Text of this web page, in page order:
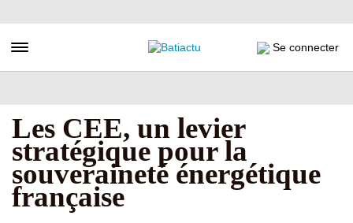
au
principal
Toggle navigation Se connecter
Les CEE, un levier
stratégique pour la
souveraineté énergétique
française